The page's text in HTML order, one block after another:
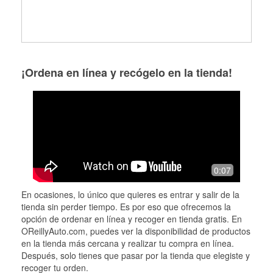
¡Ordena en línea y recógelo en la tienda!
0:07
En ocasiones, lo único que quieres es entrar y salir de la
tienda sin perder tiempo. Es por eso que ofrecemos la
opción de ordenar en línea y recoger en tienda gratis. En
OReillyAuto.com, puedes ver la disponibilidad de productos
en la tienda más cercana y realizar tu compra en línea.
Después, solo tienes que pasar por la tienda que elegiste y
recoger tu orden.